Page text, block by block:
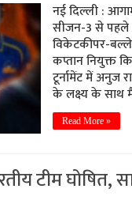
नई दिल्ली :
सीजन-3 से पहले
विकेटकीपर-
कप्तान नियुक्त
टूर्नामेंट में अनुज
के लक्ष्य के साथ
Read More »
टीम घोषित,